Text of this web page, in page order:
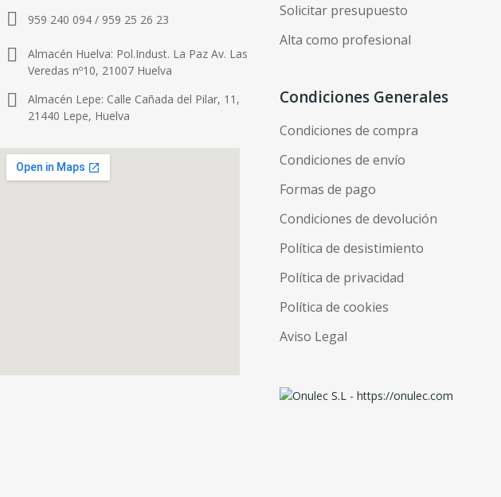
959 240 094 / 959 25 26 23
Almacén Huelva: Pol.Indust. La Paz Av. Las
Veredas nº10, 21007 Huelva
Almacén Lepe: Calle Cañada del Pilar, 11,
21440 Lepe, Huelva
Solicitar presupuesto
Alta como profesional
Condiciones Generales
Condiciones de compra
Condiciones de envío
Formas de pago
Condiciones de devolución
Política de desistimiento
Política de privacidad
Política de cookies
Aviso Legal